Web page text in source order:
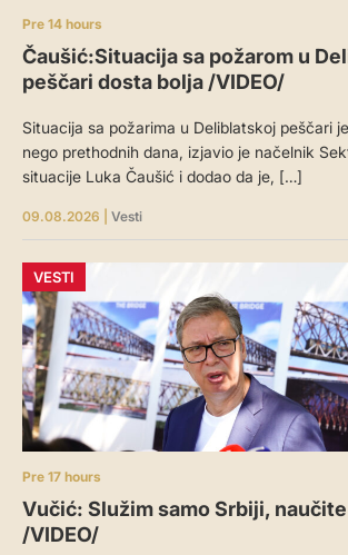
Pre 14 hours
Čaušić:Situacija sa požarom u
peščari dosta bolja /VIDEO/
Situacija sa požarima u Deliblatskoj peščari
nego prethodnih dana, izjavio je načelnik
situacije Luka Čaušić i dodao da je, […]
09.08.2026 Vesti
Pre 17 hours
VESTI
Vučić: Služim samo Srbiji,
/VIDEO/